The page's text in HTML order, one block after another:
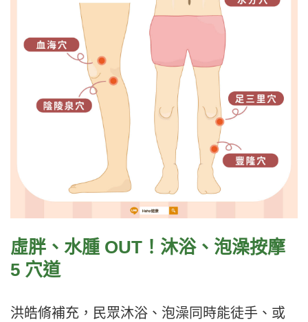
虛胖、水腫 OUT！沐浴、泡澡按摩
5 穴道
洪皓脩補充，民眾沐浴、泡澡同時能徒手、或